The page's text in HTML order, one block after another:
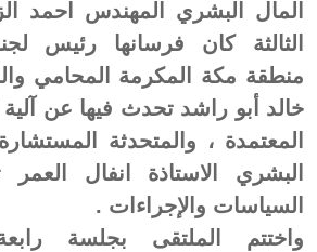
المال البشري المهندس احمد
الثالثة كان فرسانها رئيس
منطقة مكة المكرمة المحامي
خالد أبو راشد تحدث فيها عن آلية
المعتمدة ، والمتحدثة
البشري الاستاذة انفال
السياسات والإجراءات .
واختتم الملتقى بجلسة